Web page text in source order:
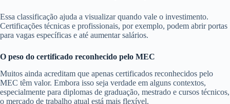
Essa classificação ajuda a visualizar quando vale o investimento.
Certificações técnicas e profissionais, por exemplo, podem abrir portas
para vagas específicas e até aumentar salários.
O peso do certificado reconhecido pelo MEC
Muitos ainda acreditam que apenas certificados reconhecidos pelo
MEC têm valor. Embora isso seja verdade em alguns contextos,
especialmente para diplomas de graduação, mestrado e cursos técnicos,
o mercado de trabalho atual está mais flexível.